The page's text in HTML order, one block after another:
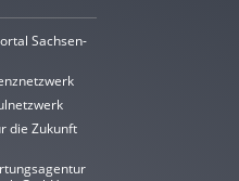
Sachsen-
die Zukunft